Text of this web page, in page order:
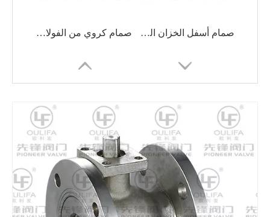
صمام كروي من الفولاذ المقاوم للصدأ متين للتطبيقات الصناعية صمام أسفل الخزان الهوائي VPGQ81F
تجويف ملء خزان أسفل الكرة صمام GQ8c1F صمام أسفل الخزان الهوائي XGQ641PPL